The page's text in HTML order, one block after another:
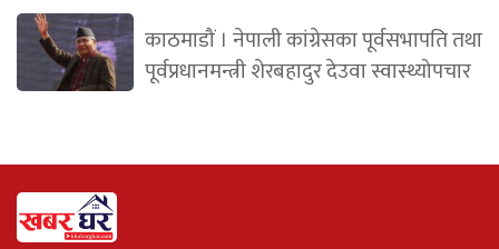
काठमाडौं । नेपाली कांग्रेसका पूर्वसभापति तथा
पूर्वप्रधानमन्त्री शेरबहादुर देउवा स्वास्थ्योपचार